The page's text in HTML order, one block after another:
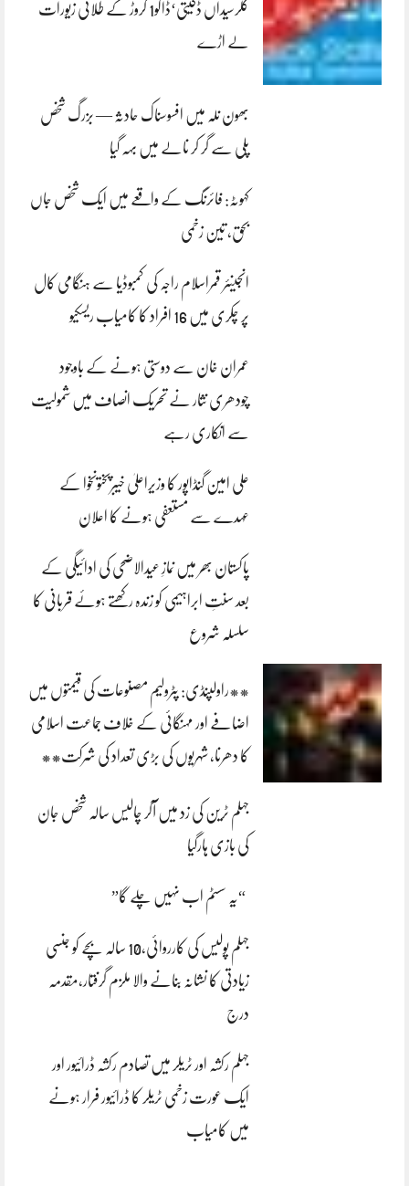
کلرسیداں ڈکیتی‘ڈاکو1 کروڑ کے طلائی زیورات
لے اڑے
بھون نلہ میں افسوسناک حادثہ — بزرگ شخص
پلی سے گر کر نالے میں بہہ گیا
کہوٹہ: فائرنگ کے واقعے میں ایک شخص جاں
بحق، تین زخمی
انجینئر قمراسلام راجہ کی کمبوڈیا سے ہنگامی کال
پر چکری میں 16 افراد کا کامیاب ریسکیو
عمران خان سے دوستی ہونے کے باوجود
چودھری نثار نے تحریک انصاف میں شمولیت
سے انکاری رہے
علی امین گنڈاپور کا وزیراعلیٰ خیبرپختونخوا کے
عہدے سے مستعفی ہونے کا اعلان
پاکستان بھر میں نمازِ عیدالاضحی کی ادائیگی کے
بعد سنتِ ابراہیمی کو زندہ رکھتے ہوئے قربانی کا
سلسلہ شروع
**راولپنڈی: پٹرولیم مصنوعات کی قیمتوں میں
اضافے اور مہنگائی کے خلاف جماعت اسلامی
کا دھرنا، شہریوں کی بڑی تعداد کی شرکت**
جہلم ٹرین کی زد میں آکر چالیس سالہ شخص جان
کی بازی ہارگیا
“یہ سسٹم اب نہیں چلے گا”
جہلم پولیس کی کارروائی،10 سالہ بچے کو جنسی
زیادتی کا نشانہ بنانے والا ملزم گرفتار،مقدمہ
درج
جہلم رکشہ اور ٹریلر میں تصادم رکشہ ڈرائیور اور
ایک عورت زخمی ٹریلر کا ڈرائیور فرار ہونے
میں کامیاب